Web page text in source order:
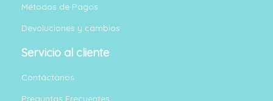
Métodos de Pagos
Devoluciones y cambios
Servicio al cliente
Contáctanos
Preguntas Frecuentes